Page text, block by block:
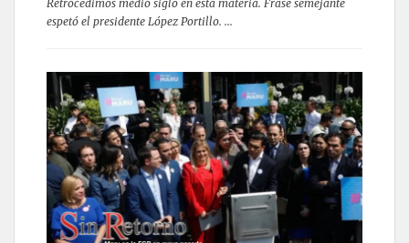
Retrocedimos medio siglo en esta materia. Frase semejante
espetó el presidente López Portillo. ...